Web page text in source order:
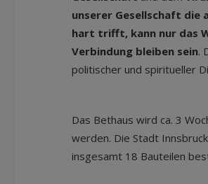
unserer Gesellschaft die
hart trifft, kann nur das
Verbindung bleiben sein.
politischer und spiritueller
Das Bethaus wird ca. 3
werden. Die Stadt
insgesamt 18 Bauteilen